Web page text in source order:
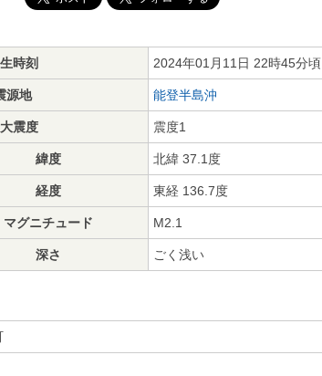
時刻 2024年01月11日 22時45分頃
源地 能登半島沖
震度 震度1
緯度 北緯 37.1度
経度 東経 136.7度
マグニチュード M2.1
深さ ごく浅い